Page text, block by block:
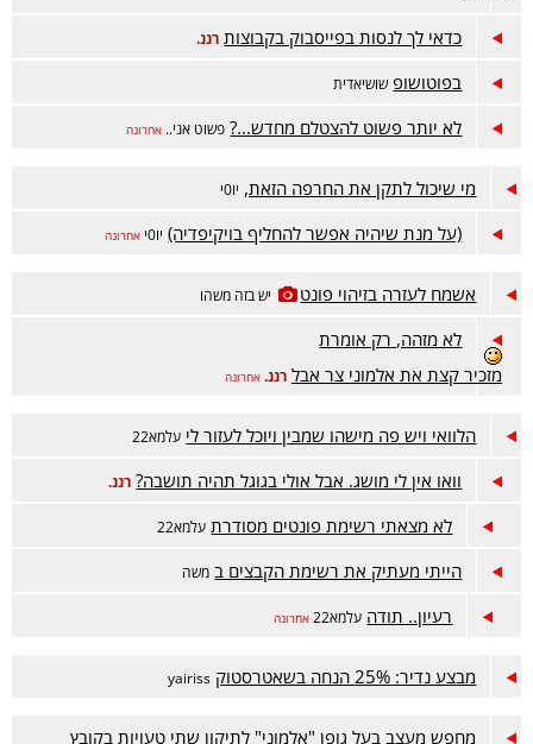
כדאי לך לנסות בפייסבוק בקבוצות רננ.
בפוטושופ שושיאדית
לא יותר פשוט להצטלם מחדש...? פשוט אני.. אחרונה
מי שיכול לתקן את החרפה הזאת, יו0י
(על מנת שיהיה אפשר להחליף בויקיפדיה) יו0י אחרונה
אשמח לעזרה בזיהוי פונט יש בזה משהו
לא מזהה, רק אומרת
מזכיר קצת את אלמוני צר אבל רננ. אחרונה
הלוואי ויש פה מישהו שמבין ויוכל לעזור לי עלמא22
וואו אין לי מושג. אבל אולי בגוגל תהיה תושבה? רננ.
לא מצאתי רשימת פונטים מסודרת עלמא22
הייתי מעתיק את רשימת הקבצים ב משה
רעיון.. תודה עלמא22 אחרונה
מבצע נדיר: 25% הנחה בשאטרסטוק yairiss
מחפש מעצב בעל גופן "אלמוני" לתיקון שתי טעויות בקובץ